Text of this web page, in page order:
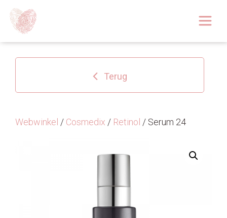
Over
Huidoplossingen
Terug
Webwinkel / Cosmedix / Retinol / Serum 24